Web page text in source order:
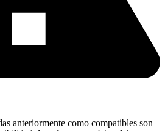
anteriormente como compatibles son